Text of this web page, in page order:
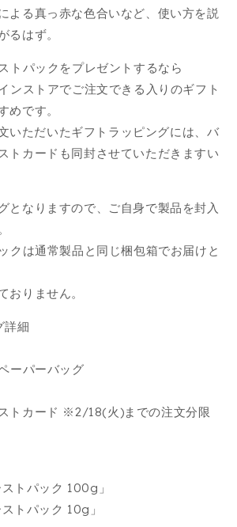
よる真っ赤な色合いなど、使い方を説
るはず。
トパックをプレゼントするなら
ンストアでご注文できる入りのギフト
めです。
いただいたギフトラッピングには、バ
トカードも同封させていただきますい
となりますので、ご自身で製品を封入
クは通常製品と同じ梱包箱でお届けと
りません。
詳細
ーパーバッグ
トカード ※2/18(火)までの注文分限
トパック 100g」
トパック 10g」